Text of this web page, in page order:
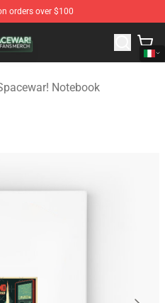
orders over $100
Spacewar! Merchandise Store
Notebook